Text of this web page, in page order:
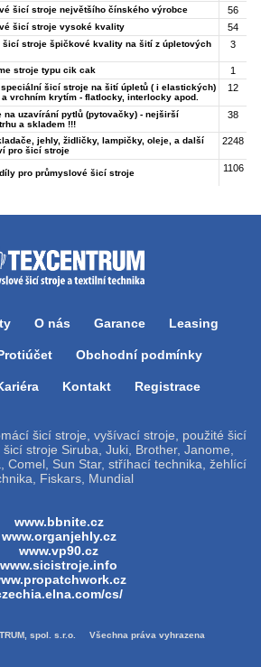
šicí stroje největšího čínského výrobce
56
šicí stroje vysoké kvality
54
šicí stroje špičkové kvality na šití z úpletových
3
stroje typu cik cak
1
šicí stroje na šití úpletů ( i elastických)
vrchním krytím - flatlocky, interlocky apod.
12
na uzavírání pytlů (pytovačky) - nejširší
a skladem !!!
38
jehly, židličky, lampičky, oleje, a další
pro šicí stroje
2248
pro průmyslové šicí stroje 1106
O nás Garance Leasing
Obchodní podmínky
Kontakt Registrace
šicí stroje, vyšívací stroje, použité šicí
stroje Siruba, Juki, Brother, Janome,
Comel, Sun Star, stříhací technika, žehlící
Fiskars, Mundial
www.bbnite.cz
www.organjehly.cz
www.vp90.cz
www.sicistroje.info
cs/
spol. s.r.o. Všechna práva vyhrazena